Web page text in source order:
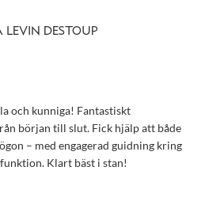
LEVIN DESTOUP
och kunniga! Fantastiskt
början till slut. Fick hjälp att både
– med engagerad guidning kring
Klart bäst i stan!